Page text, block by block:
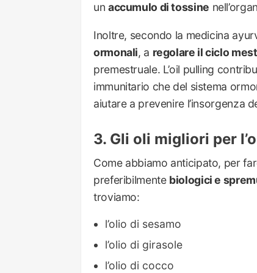
un accumulo di tossine
Inoltre, secondo la medicina
ormonali, a regolare il ciclo
premestruale. L’oil pulling
immunitario che del sistema
aiutare a prevenire l’insorgenza
Gli oli migliori per
Come abbiamo anticipato, per
preferibilmente biologici e
troviamo:
l’olio di sesamo
l’olio di girasole
l’olio di cocco